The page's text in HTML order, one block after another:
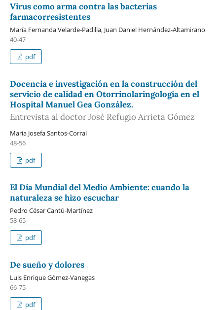
Virus como arma contra las bacterias
farmacorresistentes
María Fernanda Velarde-Padilla, Juan Daniel Hernández-Altamirano
40-47
pdf
Docencia e investigación en la construcción del
servicio de calidad en Otorrinolaringología en el
Hospital Manuel Gea González.
Entrevista al doctor José Refugio Arrieta Gómez
María Josefa Santos-Corral
48-56
pdf
El Día Mundial del Medio Ambiente: cuando la
naturaleza se hizo escuchar
Pedro César Cantú-Martínez
58-65
pdf
De sueño y dolores
Luis Enrique Gómez-Vanegas
66-75
pdf